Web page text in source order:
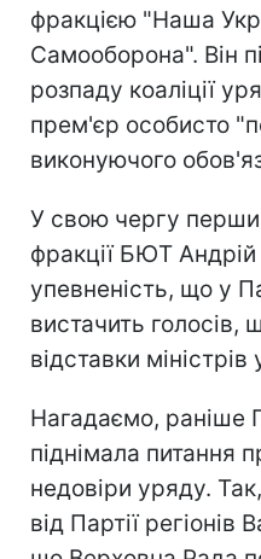
фракцією "Наша
Самооборона". Він
розпаду коаліції
прем'єр особисто
виконуючого
У свою чергу
фракції БЮТ
упевненість, що у
вистачить голосів,
відставки
Нагадаємо, раніше
піднімала питання
недовіри уряду.
від Партії